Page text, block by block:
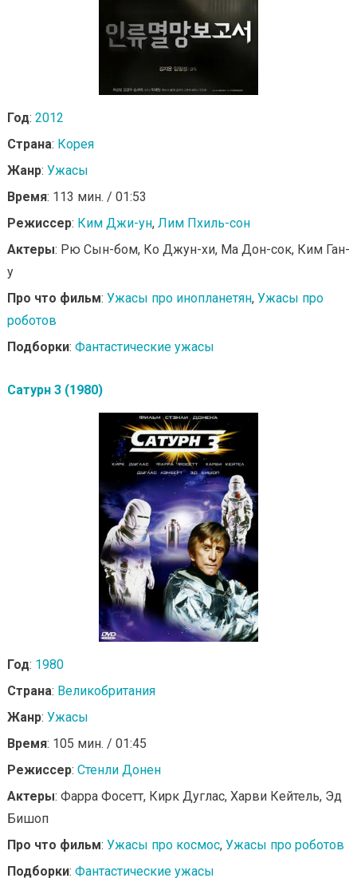
Год: 2012
Страна: Корея
Жанр: Ужасы
Время: 113 мин. / 01:53
Режиссер: Ким Джи-ун, Лим Пхиль-сон
Актеры: Рю Сын-бом, Ко Джун-хи, Ма Дон-сок, Ким Ган-
у
Про что фильм: Ужасы про инопланетян, Ужасы про
роботов
Подборки: Фантастические ужасы
Сатурн 3 (1980)
Год: 1980
Страна: Великобритания
Жанр: Ужасы
Время: 105 мин. / 01:45
Режиссер: Стенли Донен
Актеры: Фарра Фосетт, Кирк Дуглас, Харви Кейтель, Эд
Бишоп
Про что фильм: Ужасы про космос, Ужасы про роботов
Подборки: Фантастические ужасы